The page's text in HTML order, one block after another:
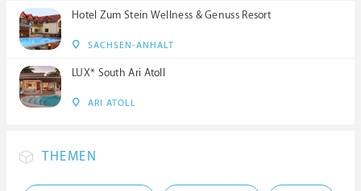
Hotel Zum Stein Wellness & Genuss Resort
SACHSEN-ANHALT
LUX* South Ari Atoll
ARI ATOLL
THEMEN